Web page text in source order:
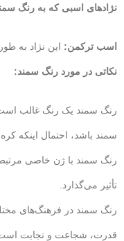
نژادهای اسبی که به رنگ
اسب ترکمن: این نژاد به
نکاتی در مورد رنگ سمند:
رنگ سمند یک رنگ غالب
سمند باشد، احتمال اینکه
رنگ سمند با ژن خاصی
تأثیر می‌گذارد.
رنگ سمند در فرهنگ‌های
قدرت، شجاعت و نجابت